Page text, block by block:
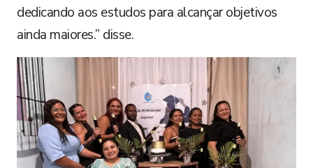
dedicando aos estudos para alcançar objetivos
ainda maiores.” disse.